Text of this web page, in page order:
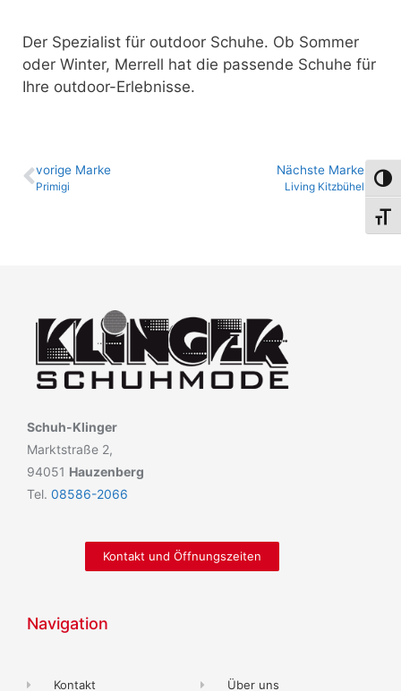
Der Spezialist für outdoor Schuhe. Ob Sommer
oder Winter, Merrell hat die passende Schuhe für
Ihre outdoor-Erlebnisse.
vo­ri­ge Marke
Primigi
Nächste Marke
Living Kitzbühel
Schuh-Klinger
Marktstraße 2,
94051 Hauzenberg
Tel. 08586-2066
Kontakt und Öffnungszeiten
Navigation
Kontakt Über uns